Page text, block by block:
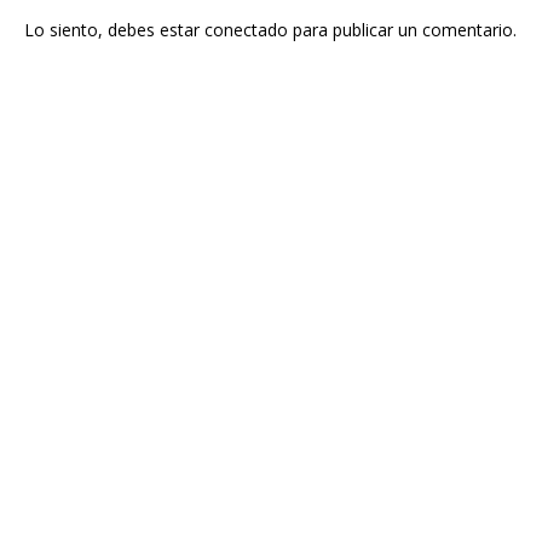
Lo siento, debes estarconectado para publicar un comentario.